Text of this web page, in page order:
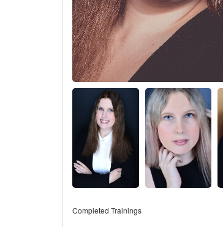
Completed Trainings